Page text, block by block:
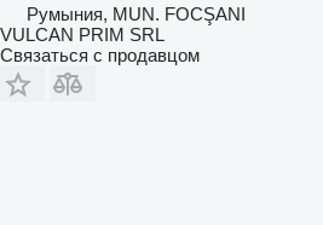
Румыния, MUN. FOCŞANI
VULCAN PRIM SRL
Связаться с продавцом